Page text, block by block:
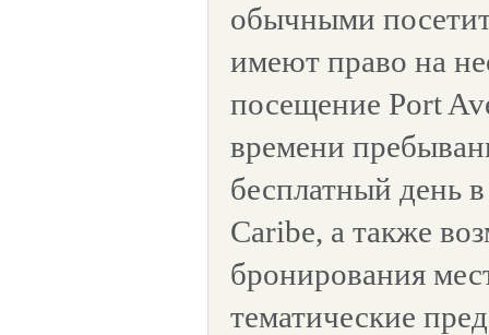
обычными
имеют право на
посещение Port
времени
бесплатный день
Caribe, а также
бронирования
тематические